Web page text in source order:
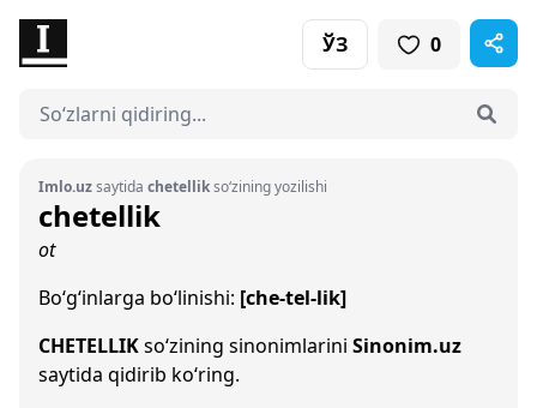
ЎЗ 0
Imlo.uzsaytida chetellikso‘zining yozilishi
chetellik
ot
Bo‘g‘inlarga bo‘linishi: [che-tel-lik]
CHETELLIKso‘zining sinonimlarini Sinonim.uz
saytida qidirib ko‘ring.